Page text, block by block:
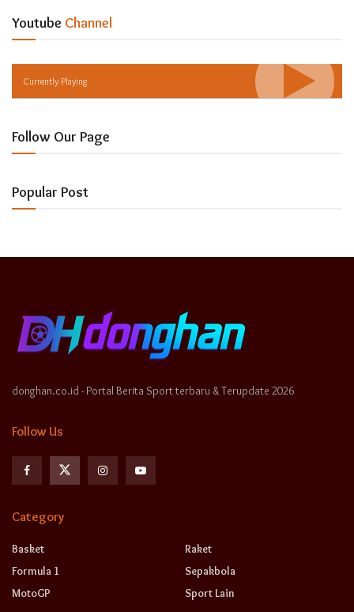
Youtube Channel
Currently Playing
Follow Our Page
Popular Post
donghan.co.id - Portal Berita Sport terbaru & Terupdate 2026
Follow Us
Category
Basket
Formula 1
MotoGP
Raket
Sepakbola
Sport Lain